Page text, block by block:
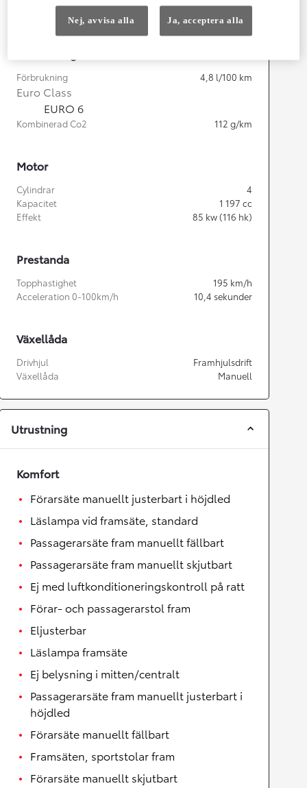
Förbrukning 4,8 l/100 km
Euro Class
EURO 6
Kombinerad Co2 112 g/km
Motor
Cylindrar
4
Kapacitet
1 197 cc
Effekt
85 kw (116 hk)
Prestanda
Topphastighet 195 km/h
Acceleration 0-100km/h
10,4 sekunder
Växellåda
Drivhjul
Framhjulsdrift
Växellåda
Manuell
Utrustning
Komfort
Förarsäte manuellt justerbart i höjdled
Läslampa vid framsäte, standard
Passagerarsäte fram manuellt fällbart
Passagerarsäte fram manuellt skjutbart
Ej med luftkonditioneringskontroll på ratt
Förar- och passagerarstol fram
Eljusterbar
Läslampa framsäte
Ej belysning i mitten/centralt
Passagerarsäte fram manuellt justerbart i
höjdled
Förarsäte manuellt fällbart
Framsäten, sportstolar fram
Förarsäte manuellt skjutbart
Nej, avvisa alla Ja, acceptera alla